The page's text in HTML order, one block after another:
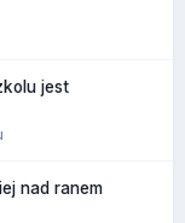
jest
nad ranem